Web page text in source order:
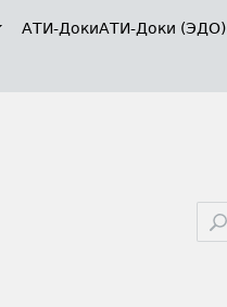
АТИ-ДокиАТИ-Доки (ЭДО)